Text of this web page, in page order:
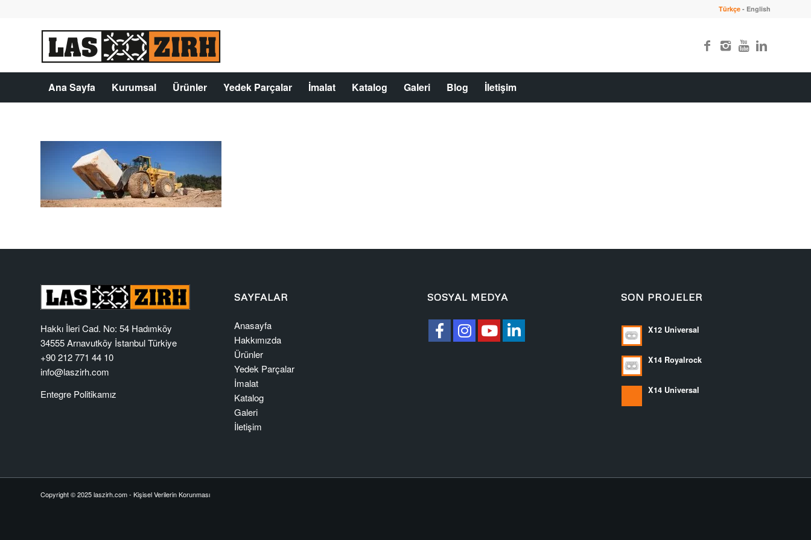
Türkçe - English
Ana Sayfa Kurumsal Ürünler Yedek Parçalar İmalat Katalog Galeri Blog İletişim
Hakkı İleri Cad. No: 54 Hadımköy
34555 Arnavutköy İstanbul Türkiye
+90 212 771 44 10
info@laszirh.com
Entegre Politikamız
SAYFALAR
Anasayfa
Hakkımızda
Ürünler
Yedek Parçalar
İmalat
Katalog
Galeri
İletişim
SOSYAL MEDYA SON PROJELER
X12 Universal
X14 Royalrock
X14 Universal
Copyright © 2025 laszirh.com - Kişisel Verilerin Korunması